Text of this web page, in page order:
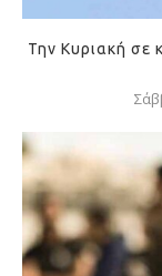
Την Κυριακή σε